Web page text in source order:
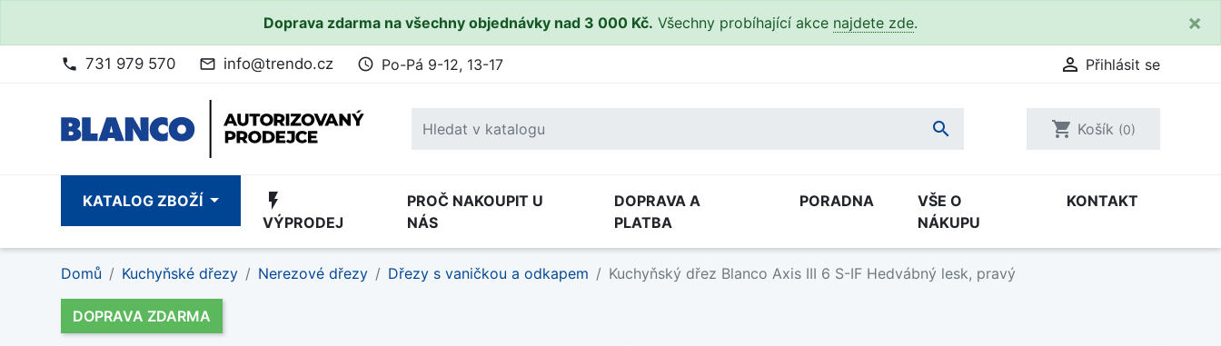
Doprava zdarma na všechny objednávky nad 3 000 Kč. Všechny probíhající akce najdete zde. ×
phone 731 979 570 mail_outline info@trendo.cz access_time Po-Pá 9-12, 13-17  Přihlásit se
 shopping_cart Košík (0)
KATALOG ZBOŽÍ flash_on
VÝPRODEJ
PROČ NAKOUPIT U
NÁS
DOPRAVA A
PLATBA
PORADNA
VŠE O
NÁKUPU
KONTAKT
Domů Kuchyňské dřezy Nerezové dřezy Dřezy s vaničkou a odkapem Kuchyňský dřez Blanco Axis III 6 S-IF Hedvábný lesk, pravý
DOPRAVA ZDARMA